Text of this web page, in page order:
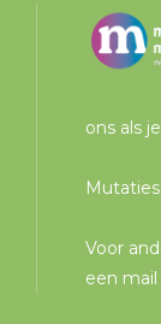
ons als
Voor
een